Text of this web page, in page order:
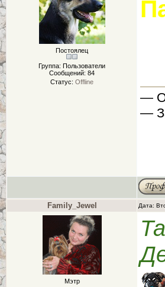
Постоялец
Группа: Пользователи
Сообщений: 84
Статус: Offline
—
—
Family_Jewel Дата:
Мэтр